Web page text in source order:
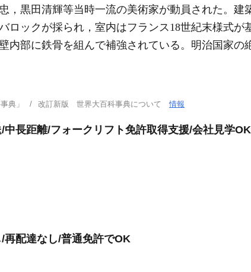
，黒田清輝等当時一流の美術家が動員された。
ロックが採られ，室内はフランス18世紀末様式
内部に鉄骨を組んで補強されている。明治国家の
典」 改訂新版 世界大百科事典について情報
長距離/フォークリフト免許取得支援/会社見学OK
再配達なし/普通免許でOK